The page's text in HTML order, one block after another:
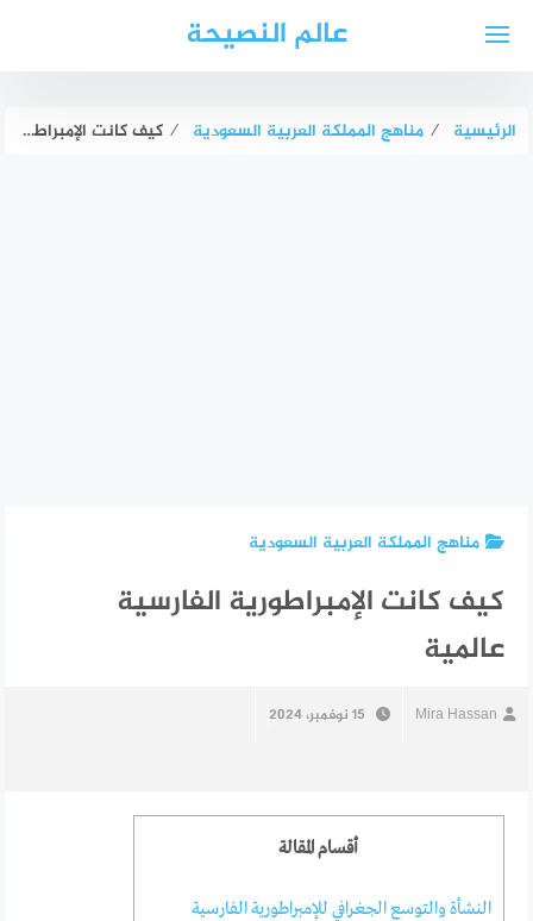
عالم النصيحة
الرئيسية ⁄ مناهج المملكة العربية السعودية ⁄ كيف كانت الإمبراطورية الفارسية عالمية
مناهج المملكة العربية السعودية
كيف كانت الإمبراطورية الفارسية
عالمية
Mira Hassan 15 نوفمبر، 2024
أقسام المقالة
النشأة والتوسع الجغرافي للإمبراطورية الفارسية